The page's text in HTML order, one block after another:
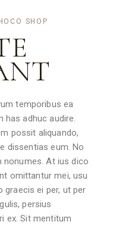
SHOP
temporibus ea
has adhuc audire.
possit aliquando,
dissentias eum. No
nonumes. At ius dico
omittantur mei, usu
graecis ei per, ut per
persius
ex. Sit mentitum